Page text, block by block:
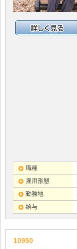
職種
雇用形態
勤務地
給与
10950